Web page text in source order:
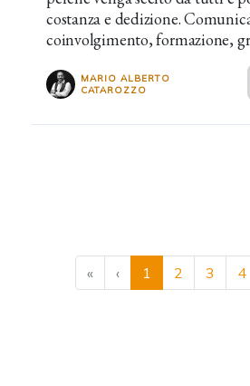
costanza e dedizione.
coinvolgimento, formazione,
riconoscimento: 5 leve per
di crescita condivisa.
MARIO ALBERTO
CATAROZZO
« ‹ 1 2 3 4